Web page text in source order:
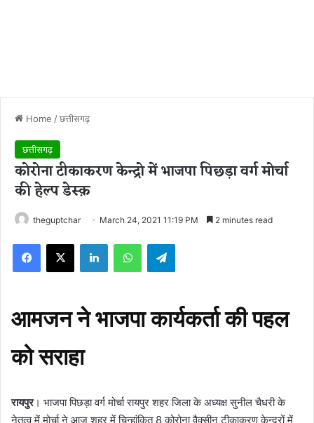
Home /छत्तीसगढ़
छत्तीसगढ़
कोरोना टीकाकरण केन्द्रो में भाजपा पिछड़ा वर्ग मोर्चा
की हेल्प डेस्क़
theguptchar March 24, 2021 11:19 PM 2 minutes read
आमजन ने भाजपा कार्यकर्ता की पहल
को सराहा
रायपुर। भाजपा पिछड़ा वर्ग मोर्चा रायपुर शहर जिला के अध्यक्ष सुनील चैधरी के
नेतृत्व में मोर्चा ने आज शहर में चिन्हांकित 8 कोरोना वैक्सीन टीकाकरण केन्द्रों में